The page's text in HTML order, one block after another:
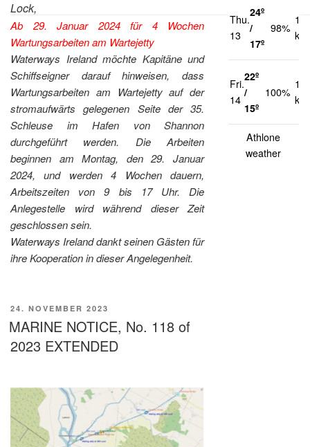
Lock,
Ab 29. Januar 2024 für 4 Wochen
Wartungsarbeiten am Wartejetty
Waterways Ireland möchte Kapitäne und
Schiffseigner darauf hinweisen, dass
Wartungsarbeiten am Wartejetty auf der
stromaufwärts gelegenen Seite der 35.
Schleuse im Hafen von Shannon
durchgeführt werden. Die Arbeiten
beginnen am Montag, den 29. Januar
2024, und werden 4 Wochen dauern,
Arbeitszeiten von 9 bis 17 Uhr. Die
Anlegestelle wird während dieser Zeit
geschlossen sein.
Waterways Ireland dankt seinen Gästen für
ihre Kooperation in dieser Angelegenheit.
VERÖFFENTLICHT
AM
24. NOVEMBER 2023
MARINE NOTICE, No. 118 of
2023 EXTENDED
Thu.
13
24º
/
17º
98%
12
Fri.
14
22º
/
15º
100%
13
Athlone
weather